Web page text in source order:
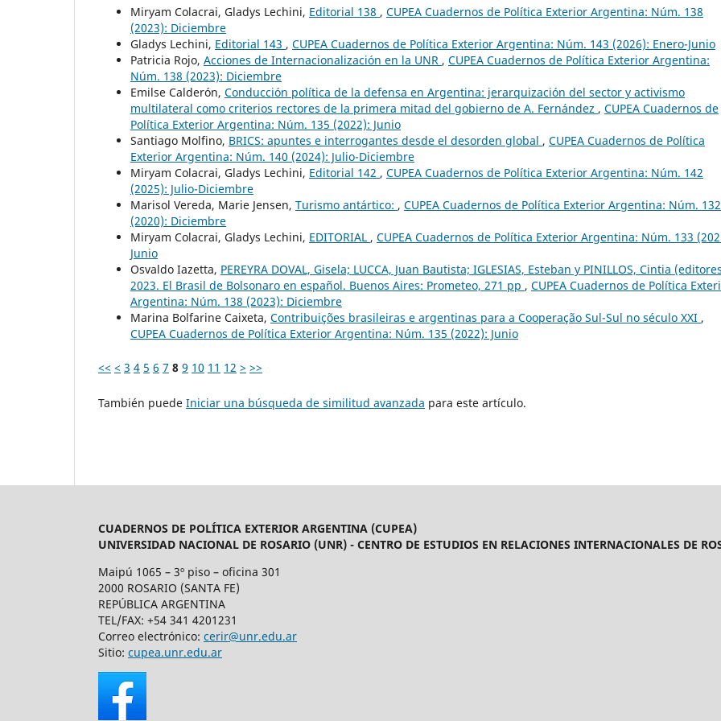
Miryam Colacrai, Gladys Lechini, Editorial 138 , CUPEA Cuadernos de Política Exterior Argentina: Núm. 138
(2023): Diciembre
Gladys Lechini, Editorial 143 , CUPEA Cuadernos de Política Exterior Argentina: Núm. 143 (2026): Enero-Junio
Patricia Rojo, Acciones de Internacionalización en la UNR , CUPEA Cuadernos de Política Exterior Argentina:
Núm. 138 (2023): Diciembre
Emilse Calderón, Conducción política de la defensa en Argentina: jerarquización del sector y activismo
multilateral como criterios rectores de la primera mitad del gobierno de A. Fernández , CUPEA Cuadernos de
Política Exterior Argentina: Núm. 135 (2022): Junio
Santiago Molfino, BRICS: apuntes e interrogantes desde el desorden global , CUPEA Cuadernos de Política
Exterior Argentina: Núm. 140 (2024): Julio-Diciembre
Miryam Colacrai, Gladys Lechini, Editorial 142 , CUPEA Cuadernos de Política Exterior Argentina: Núm. 142
(2025): Julio-Diciembre
Marisol Vereda, Marie Jensen, Turismo antártico: , CUPEA Cuadernos de Política Exterior Argentina: Núm. 132
(2020): Diciembre
Miryam Colacrai, Gladys Lechini, EDITORIAL , CUPEA Cuadernos de Política Exterior Argentina: Núm. 133
Junio
Osvaldo Iazetta, PEREYRA DOVAL, Gisela; LUCCA, Juan Bautista; IGLESIAS, Esteban y PINILLOS, Cintia
2023. El Brasil de Bolsonaro en español. Buenos Aires: Prometeo, 271 pp , CUPEA Cuadernos de Política
Argentina: Núm. 138 (2023): Diciembre
Marina Bolfarine Caixeta, Contribuições brasileiras e argentinas para a Cooperação Sul-Sul no século XXI ,
CUPEA Cuadernos de Política Exterior Argentina: Núm. 135 (2022): Junio
<< < 3 4 5 6 7 8 9 10 11 12 > >>
También puede Iniciar una búsqueda de similitud avanzada para este artículo.
CUADERNOS DE POLÍTICA EXTERIOR ARGENTINA (CUPEA)
UNIVERSIDAD NACIONAL DE ROSARIO (UNR) - CENTRO DE ESTUDIOS EN RELACIONES INTERNACIONALES DE
Maipú 1065 – 3º piso – oficina 301
2000 ROSARIO (SANTA FE)
REPÚBLICA ARGENTINA
TEL/FAX: +54 341 4201231
Correo electrónico: cerir@unr.edu.ar
Sitio: cupea.unr.edu.ar